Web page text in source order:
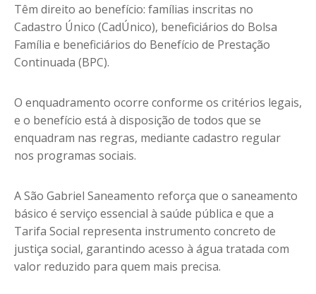
Têm direito ao benefício: famílias inscritas no
Cadastro Único (CadÚnico), beneficiários do Bolsa
Família e beneficiários do Benefício de Prestação
Continuada (BPC).
O enquadramento ocorre conforme os critérios legais,
e o benefício está à disposição de todos que se
enquadram nas regras, mediante cadastro regular
nos programas sociais.
A São Gabriel Saneamento reforça que o saneamento
básico é serviço essencial à saúde pública e que a
Tarifa Social representa instrumento concreto de
justiça social, garantindo acesso à água tratada com
valor reduzido para quem mais precisa.